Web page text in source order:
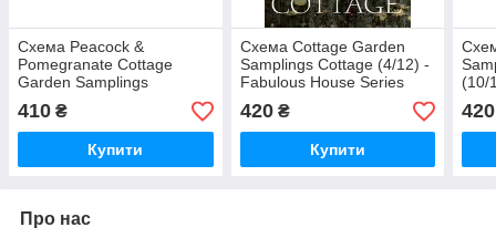
Схема Peacock &
Pomegranate Cottage
Garden Samplings
410 ₴
Купити
Схема Cottage Garden
Samplings Cottage (4/12) -
Fabulous House Series
420₴
Купити
(10/
420
Про нас